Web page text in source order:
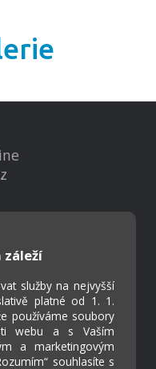
záleží
služby na nejvyšší
platné od 1. 1.
používáme soubory
webu a s Vaším
a marketingovým
souhlasíte s